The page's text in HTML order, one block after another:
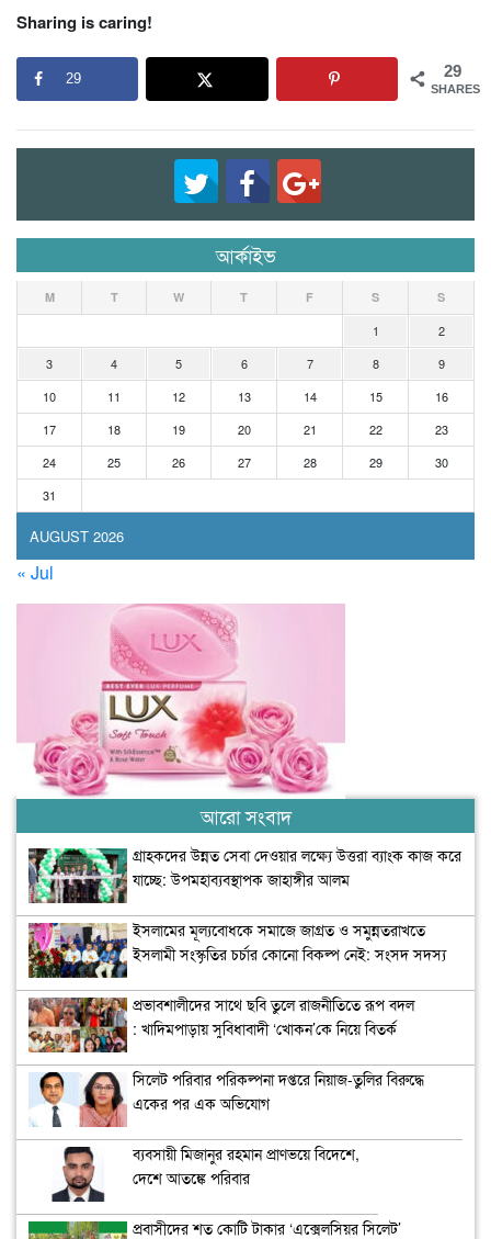
Sharing is caring!
29
SHARES
29
আর্কাইভ
AUGUST 2026
M T W T F S S
1
2
3
4 5 6 7 8
9
10
11 12 13 14 15
16
17
18 19 20 21 22
23
24
25 26 27 28 29
30
31
« Jul
আরো সংবাদ
গ্রাহকদের উন্নত সেবা দেওয়ার লক্ষ্যে উত্তরা ব্যাংক কাজ করে
যাচ্ছে: উপমহাব্যবস্থাপক জাহাঙ্গীর আলম
ইসলামের মূল্যবোধকে সমাজে জাগ্রত ও সমুন্নতরাখতে
ইসলামী সংস্কৃতির চর্চার কোনো বিকল্প নেই: সংসদ সদস্য
প্রভাবশালীদের সাথে ছবি তুলে রাজনীতিতে রূপ বদল
: খাদিমপাড়ায় সুবিধাবাদী ‘খোকন’কে নিয়ে বিতর্ক
সিলেট পরিবার পরিকল্পনা দপ্তরে নিয়াজ-তুলির বিরুদ্ধে
একের পর এক অভিযোগ
ব্যবসায়ী মিজানুর রহমান প্রাণভয়ে বিদেশে,
দেশে আতঙ্কে পরিবার
প্রবাসীদের শত কোটি টাকার ‘এক্সেলসিয়র সিলেট’